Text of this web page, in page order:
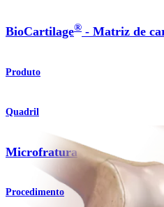
BioCartilage® - Matriz de
Produto
Quadril
Microfratura
Procedimento